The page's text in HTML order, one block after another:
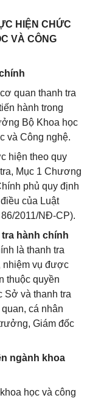
HIỆN CHỨC
VÀ CÔNG
quan thanh tra
hành trong
Bộ Khoa học
và Công nghệ.
hiện theo quy
Mục 1 Chương
phủ quy định
của Luật
2011/NĐ-CP).
hành chính
là thanh tra
nhiệm vụ được
thuộc quyền
Sở và thanh tra
cá nhân
Giám đốc
ngành khoa
học và công